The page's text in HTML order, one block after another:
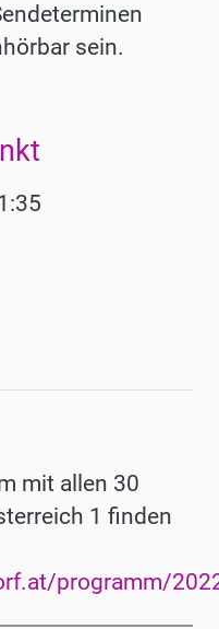
sein.
mit allen 30
1 finden
programm/